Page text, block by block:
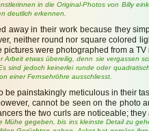
in die Original-Photos von Billy
deutlich erkennen.
away in their work because they
neither round nor square colored
were photographed from a TV
Arbeit etwas übereilig, denn sie vergassen
sind jedoch keinerlei runde oder
einer Fernsehröhre ausschliesst.
be painstakingly meticulous in their
cannot be seen on the photo
the two curls are noticeable;
Mühe gegeben, bis ins kleinste Detail zu